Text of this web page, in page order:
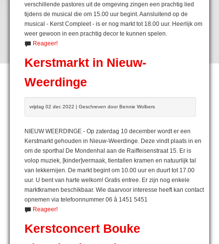
verschillende pastores uit de omgeving zingen een prachtig lied
tijdens de musical die om 15.00 uur begint. Aansluitend op de
musical - Kerst Compleet - is er nog markt tot 18.00 uur. Heerlijk om
weer gewoon in een prachtig decor te kunnen spelen.
Reageer!
Kerstmarkt in Nieuw-
Weerdinge
vrijdag 02 dec 2022 | Geschreven door Bennie Wolbers
NIEUW WEERDINGE - Op zaterdag 10 december wordt er een
Kerstmarkt gehouden in Nieuw-Weerdinge. Deze vindt plaats in en
om de sporthal De Mondenhal aan de Raiffeisenstraat 15. Er is
volop muziek, [kinder]vermaak, tientallen kramen en natuurlijk tal
van lekkernijen. De markt begint om 10.00 uur en duurt tot 17.00
uur. U bent van harte welkom! Gratis entree. Er zijn nog enkele
marktkramen beschikbaar. Wie daarvoor interesse heeft kan contact
opnemen via telefoonnummer 06 â 1451 5451
Reageer!
Kerstconcert Bouke